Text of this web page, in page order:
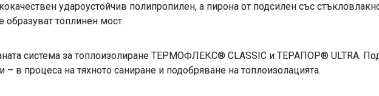
удароустойчив полипропилен, а пирона от подсилен със
образуват топлинен мост.
система за топлоизолиране ТЕРМОФЛЕКС® CLASSIC и ТЕРАПОР® ULTRA.
в процеса на тяхното саниране и подобряване на топлоизолацията.